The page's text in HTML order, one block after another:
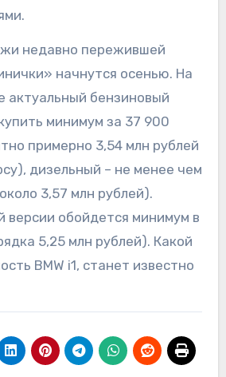
недавно пережившей
начнутся осенью. На
актуальный бензиновый
минимум за 37 900
примерно 3,54 млн рублей
дизельный – не менее чем
3,57 млн рублей).
версии обойдется минимум в
5,25 млн рублей). Какой
BMW i1, станет известно